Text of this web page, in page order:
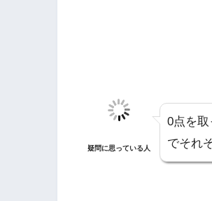
疑問に思っている人
0点を
でそれ